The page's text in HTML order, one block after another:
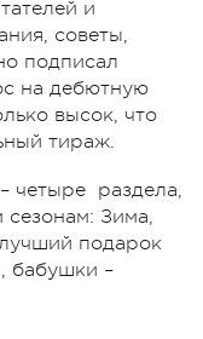
и
советы,
подписал
на дебютную
высок, что
тираж.
четыре раздела,
сезонам: Зима,
подарок
бабушки –